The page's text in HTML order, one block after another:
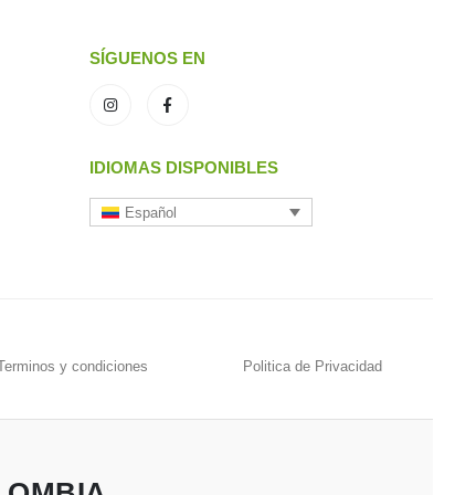
SÍGUENOS EN
IDIOMAS DISPONIBLES
Español
y condiciones Politica de Privacidad